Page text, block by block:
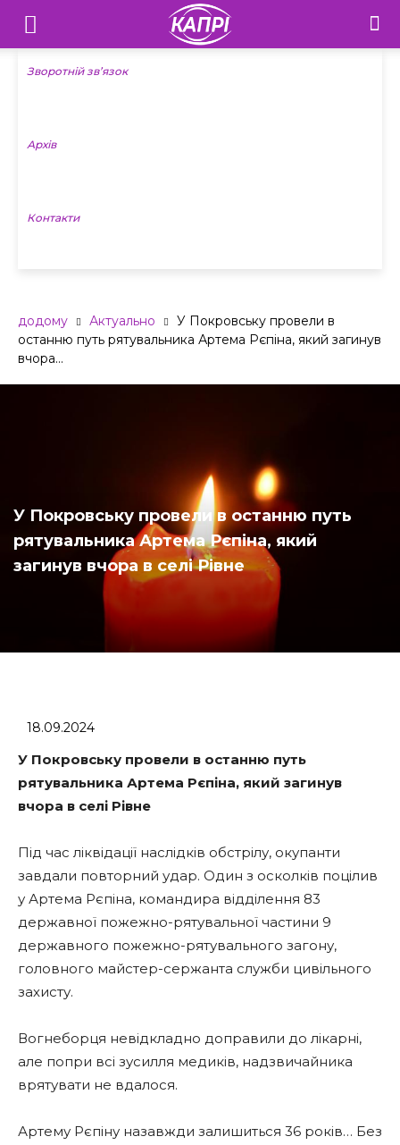
Телебачення
«Капрі»
Новини
Зворотній зв’язок
Архів
Контакти
додому Актуально
У Покровську провели в
останню путь рятувальника Артема Рєпіна, який загинув
вчора...
У Покровську провели в останню путь
рятувальника Артема Рєпіна, який
загинув вчора в селі Рівне
18.09.2024
У Покровську провели в останню путь
рятувальника Артема Рєпіна, який загинув
вчора в селі Рівне
Під час ліквідації наслідків обстрілу, окупанти
завдали повторний удар. Один з осколків поцілив
у Артема Рєпіна, командира відділення 83
державної пожежно-рятувальної частини 9
державного пожежно-рятувального загону,
головного майстер-сержанта служби цивільного
захисту.
Вогнеборця невідкладно доправили до лікарні,
але попри всі зусилля медиків, надзвичайника
врятувати не вдалося.
Артему Рєпіну назавжди залишиться 36 років… Без